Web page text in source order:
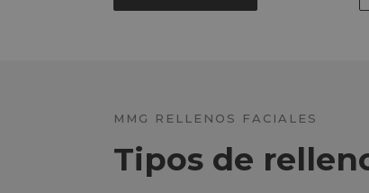
MMG RELLENOS FACIALES
Tipos de